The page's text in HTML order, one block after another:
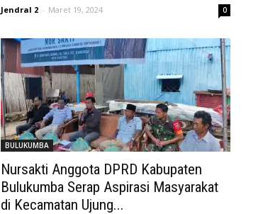
Jendral 2 - Maret 19, 2024 0
BULUKUMBA
Nursakti Anggota DPRD Kabupaten
Bulukumba Serap Aspirasi Masyarakat
di Kecamatan Ujung...